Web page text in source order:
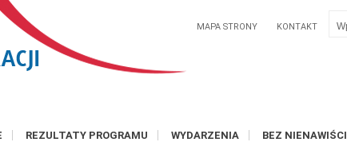
MAPA STRONY KONTAKT
REZULTATY PROGRAMU WYDARZENIA BEZ NIENAWIŚCI